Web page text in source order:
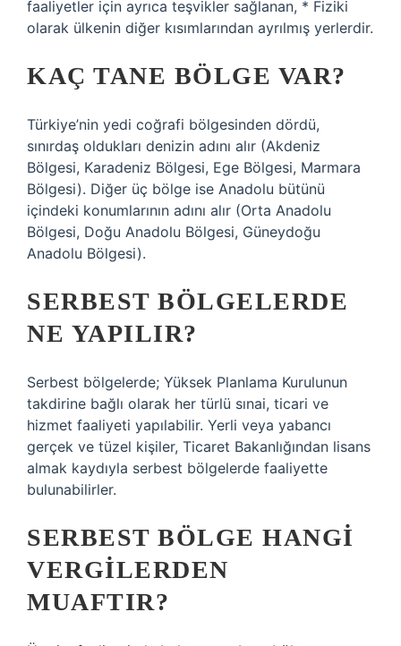
faaliyetler için ayrıca teşvikler sağlanan, * Fiziki
olarak ülkenin diğer kısımlarından ayrılmış yerlerdir.
KAÇ TANE BÖLGE VAR?
Türkiye’nin yedi coğrafi bölgesinden dördü,
sınırdaş oldukları denizin adını alır (Akdeniz
Bölgesi, Karadeniz Bölgesi, Ege Bölgesi, Marmara
Bölgesi). Diğer üç bölge ise Anadolu bütünü
içindeki konumlarının adını alır (Orta Anadolu
Bölgesi, Doğu Anadolu Bölgesi, Güneydoğu
Anadolu Bölgesi).
SERBEST BÖLGELERDE
NE YAPILIR?
Serbest bölgelerde; Yüksek Planlama Kurulunun
takdirine bağlı olarak her türlü sınai, ticari ve
hizmet faaliyeti yapılabilir. Yerli veya yabancı
gerçek ve tüzel kişiler, Ticaret Bakanlığından lisans
almak kaydıyla serbest bölgelerde faaliyette
bulunabilirler.
SERBEST BÖLGE HANGI
VERGILERDEN
MUAFTIR?